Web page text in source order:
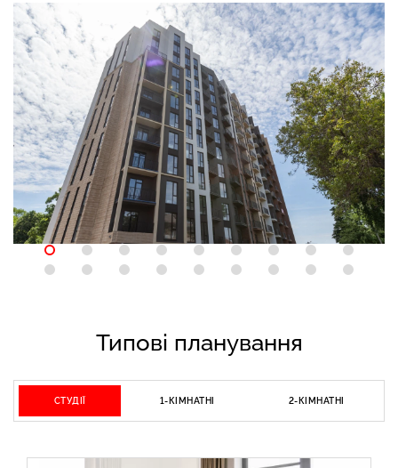
Типові планування
СТУДІЇ 1-КІМНАТНІ 2-КІМНАТНІ